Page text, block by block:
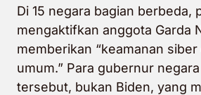
Di 15 negara bagian berbeda,
mengaktifkan anggota Garda
memberikan “keamanan
umum.” Para gubernur
tersebut, bukan Biden, yang